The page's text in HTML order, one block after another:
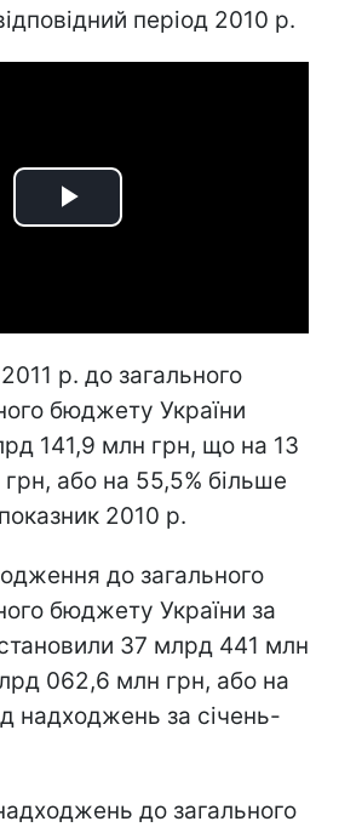
період 2010 р.
Play
р. до загального
бюджету України
141,9 млн грн, що на 13
або на 55,5% більше
2010 р.
до загального
бюджету України за
становили 37 млрд 441 млн
062,6 млн грн, або на
надходжень за січень-
до загального